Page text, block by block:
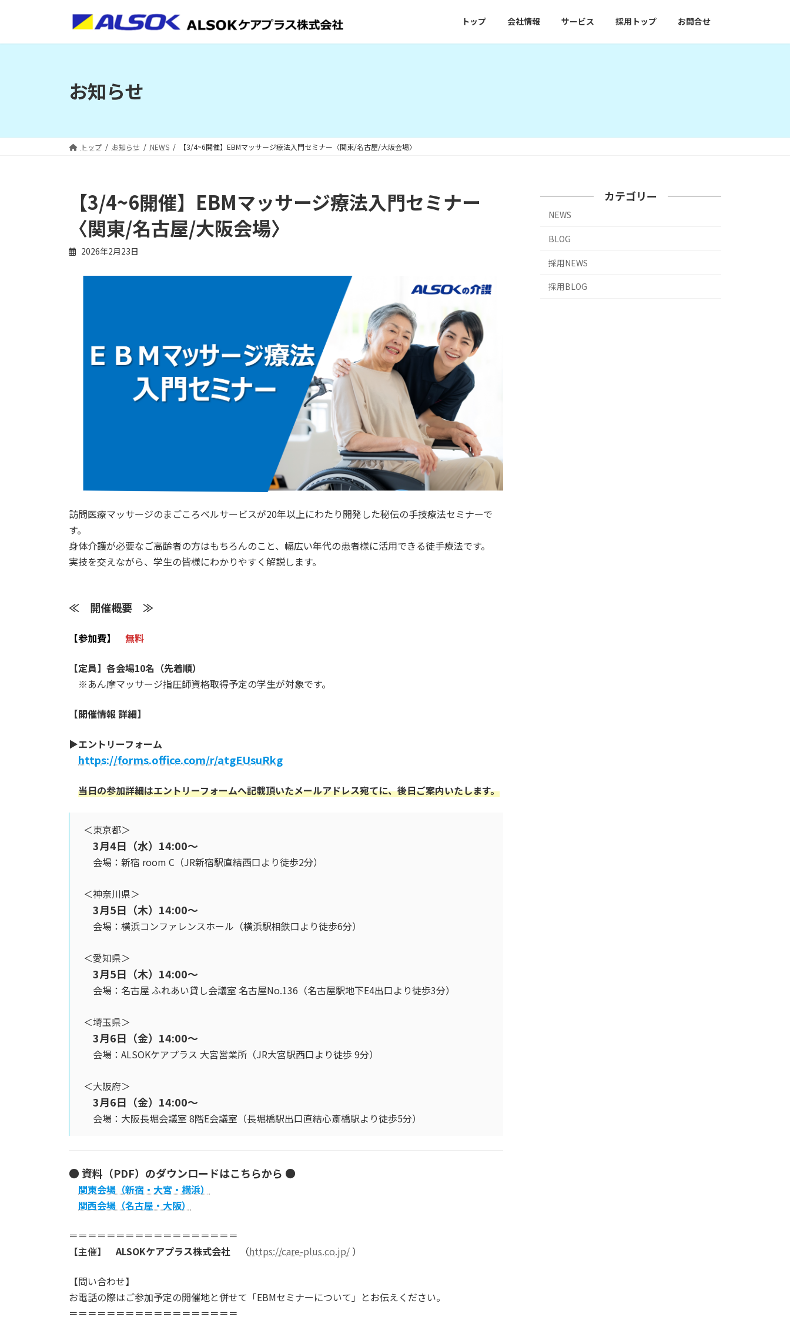
トップ 会社情報 サービス 採用トップ お問合せ
お知らせ
トップ お知らせ NEWS 【3/4~6開催】EBMマッサージ療法入門セミナー〈関東/名古屋/大阪会場〉
【3/4~6開催】EBMマッサージ療法入門セミナー
〈関東/名古屋/大阪会場〉
2026年2月23日
訪問医療マッサージのまごころベルサービスが20年以上にわたり開発した秘伝の手技療法セミナーで
す。
身体介護が必要なご高齢者の方はもちろんのこと、幅広い年代の患者様に活用できる徒手療法です。
実技を交えながら、学生の皆様にわかりやすく解説します。
≪ 開催概要 ≫
【参加費】 無料
【定員】各会場10名（先着順）
※あん摩マッサージ指圧師資格取得予定の学生が対象です。
【開催情報 詳細】
▶エントリーフォーム
https://forms.office.com/r/atgEUsuRkg
当日の参加詳細はエントリーフォームへ記載頂いたメールアドレス宛てに、後日ご案内いたします。
＜東京都＞
3月4日（水）14:00～
会場：新宿 room C（JR新宿駅直結西口より徒歩2分）
＜神奈川県＞
3月5日（木）14:00～
会場：横浜コンファレンスホール（横浜駅相鉄口より徒歩6分）
＜愛知県＞
3月5日（木）14:00～
会場：名古屋 ふれあい貸し会議室 名古屋No.136（名古屋駅地下E4出口より徒歩3分）
＜埼玉県＞
3月6日（金）14:00～
会場：ALSOKケアプラス 大宮営業所（JR大宮駅西口より徒歩 9分）
＜大阪府＞
3月6日（金）14:00～
会場：大阪長堀会議室 8階E会議室（長堀橋駅出口直結心斎橋駅より徒歩5分）
●資料（PDF）のダウンロードはこちらから ●
関東会場（新宿・大宮・横浜）
関西会場（名古屋・大阪）
＝＝＝＝＝＝＝＝＝＝＝＝＝＝＝＝＝＝
【主催】 ALSOKケアプラス株式会社 （https://care-plus.co.jp/ ）
【問い合わせ】
お電話の際はご参加予定の開催地と併せて「EBMセミナーについて」とお伝えください。
＝＝＝＝＝＝＝＝＝＝＝＝＝＝＝＝＝＝
カテゴリー
NEWS
BLOG
採用NEWS
採用BLOG